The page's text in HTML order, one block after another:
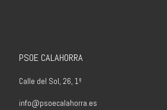
PSOE CALAHORRA
Calle del Sol, 26, 1º
info@psoecalahorra.es